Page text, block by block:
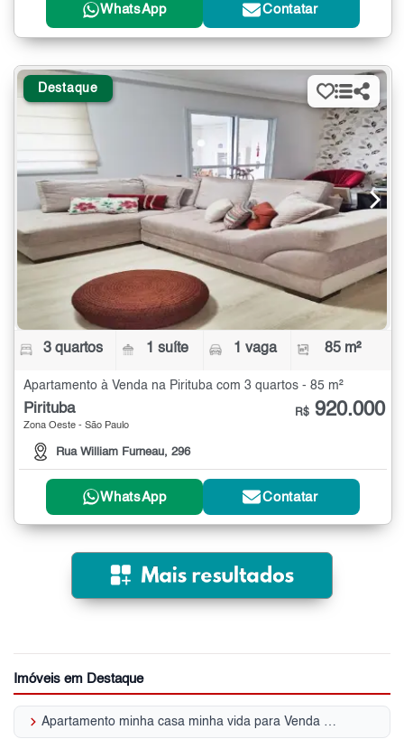
WhatsApp Contatar
Destaque
3 quartos 1 suíte 1 vaga 85 m²
Apartamento à Venda na Pirituba com 3 quartos - 85 m²
Pirituba
Zona Oeste - São Paulo
Rua William Furneau, 296
R$ 920.000
WhatsApp Contatar
Imóveis em Destaque
keyboard_arrow_right Apartamento minha casa minha vida para Venda | Pirituba